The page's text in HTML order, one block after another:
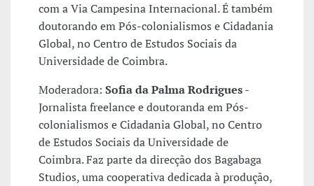
com a Via Campesina Internacional. É também
doutorando em Pós-colonialismos e Cidadania
Global, no Centro de Estudos Sociais da
Universidade de Coimbra.
Moderadora: Sofia da Palma Rodrigues-
Jornalista freelance e doutoranda em Pós-
colonialismos e Cidadania Global, no Centro
de Estudos Sociais da Universidade de
Coimbra. Faz parte da direcção dos Bagabaga
Studios, uma cooperativa dedicada à produção,